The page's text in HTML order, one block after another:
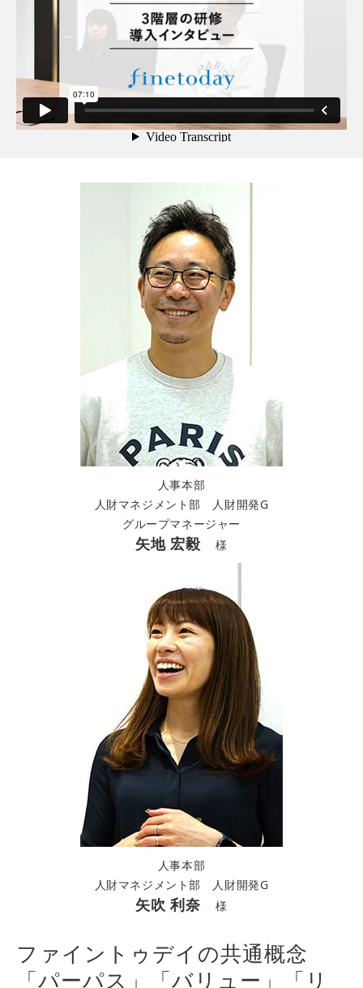
人事本部
人財マネジメント部 人財開発G
グループマネージャー
矢地 宏毅 様
人事本部
人財マネジメント部 人財開発G
矢吹 利奈 様
ファイントゥデイの共通概念
「パーパス」「バリュー」「リ